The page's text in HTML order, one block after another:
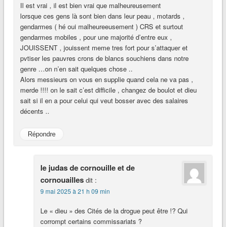
Il est vrai , il est bien vrai que malheureusement
lorsque ces gens là sont bien dans leur peau , motards ,
gendarmes ( hé oui malheureeusement ) CRS et surtout
gendarmes mobiles , pour une majorité d’entre eux ,
JOUISSENT , jouissent meme tres fort pour s’attaquer et
pvtiser les pauvres crons de blancs souchiens dans notre
genre …on n’en sait quelques chose ..
Alors messieurs on vous en supplie quand cela ne va pas ,
merde !!!! on le sait c’est difficile , changez de boulot et dieu
sait si il en a pour celui qui veut bosser avec des salaires
décents ..
Répondre
le judas de cornouille et de
cornouailles dit :
9 mai 2025 à 21 h 09 min
Le « dieu » des Cités de la drogue peut être !? Qui
corrompt certains commissariats ?